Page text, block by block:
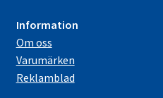
Information
Om oss
Varumärken
Reklamblad